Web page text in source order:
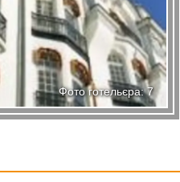
Фото готельєра: 7